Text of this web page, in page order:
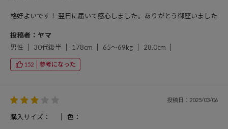
格好よいです！ 翌日に届いて感心しました。ありがとう御座いました
投稿者：ヤマ
男性
30代後半 178cm 65～69kg 28.0cm
152 参考になった
投稿日：2025/03/06
購入サイズ： 色：